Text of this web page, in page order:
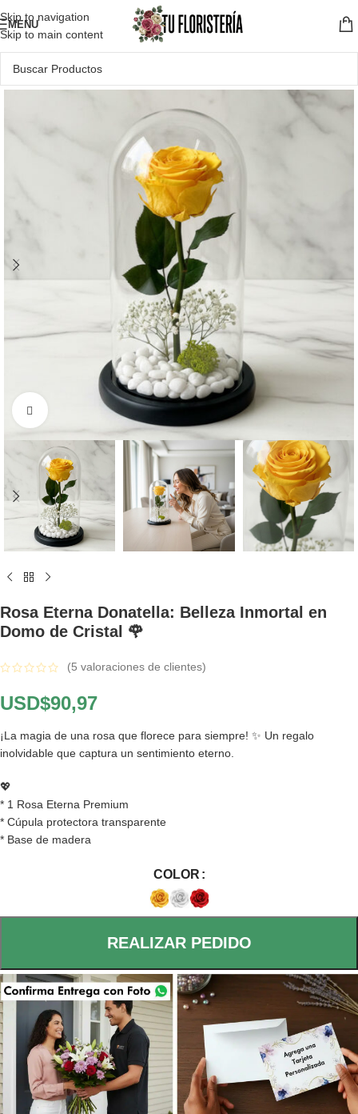
Skip to navigation
Skip to main content
MENU
Click to enlarge
Rosa Eterna Donatella: Belleza Inmortal en
Domo de Cristal 🌹
(5 valoraciones de clientes)
USD$90,97
¡La magia de una rosa que florece para siempre! ✨ Un regalo
inolvidable que captura un sentimiento eterno.
💖
* 1 Rosa Eterna Premium
* Cúpula protectora transparente
* Base de madera
COLOR
REALIZAR PEDIDO